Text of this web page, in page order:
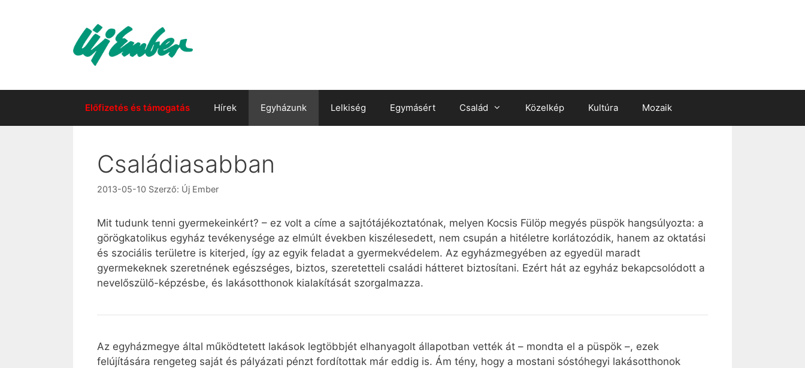
Előfizetés és támogatás Hírek Egyházunk Lelkiség Egymásért Család Közelkép Kultúra Mozaik
Családiasabban
2013-05-10 Szerző: Új Ember
Mit tudunk tenni gyermekeinkért? – ez volt a címe a sajtótájékoztatónak, melyen Kocsis Fülöp megyés püspök hangsúlyozta: a
görögkatolikus egyház tevékenysége az elmúlt években kiszélesedett, nem csupán a hitéletre korlátozódik, hanem az oktatási
és szociális területre is kiterjed, így az egyik feladat a gyermekvédelem. Az egyházmegyében az egyedül maradt
gyermekeknek szeretnének egészséges, biztos, szeretetteli családi hátteret biztosítani. Ezért hát az egyház bekapcsolódott a
nevelőszülő-képzésbe, és lakásotthonok kialakítását szorgalmazza.
Az egyházmegye által működtetett lakások legtöbbjét elhanyagolt állapotban vették át – mondta el a püspök –, ezek
felújítására rengeteg saját és pályázati pénzt fordítottak már eddig is. Ám tény, hogy a mostani sóstóhegyi lakásotthonok